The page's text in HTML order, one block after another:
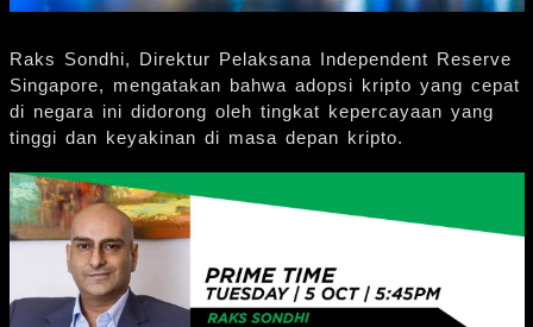
Raks Sondhi, Direktur Pelaksana Independent Reserve
Singapore, mengatakan bahwa adopsi kripto yang cepat
di negara ini didorong oleh tingkat kepercayaan yang
tinggi dan keyakinan di masa depan kripto.